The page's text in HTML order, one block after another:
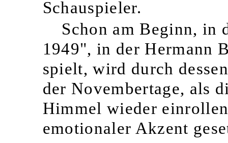
Schauspieler.
Schon am Beginn, in
1949", in der Hermann
spielt, wird durch
der Novembertage, als
Himmel wieder
emotionaler Akzent